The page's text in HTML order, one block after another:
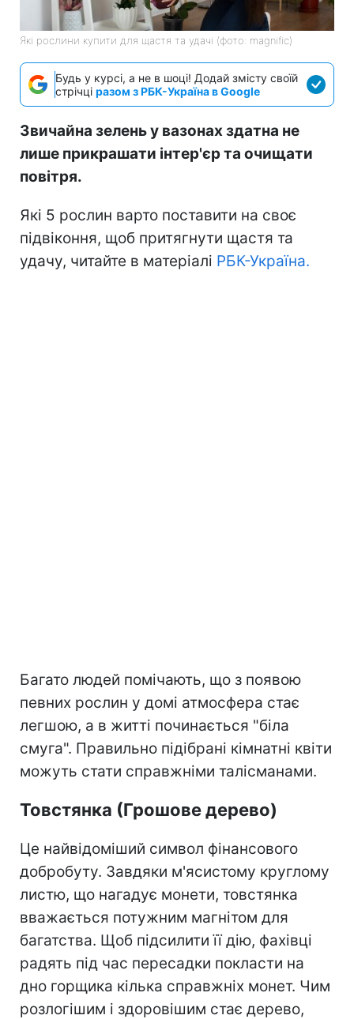
Які рослини купити для щастя та удачі (фото: magnific)
Будь у курсі, а не в шоці! Додай змісту своїй
стрічці разом з РБК-Україна в Google
Звичайна зелень у вазонах здатна не
лише прикрашати інтер'єр та очищати
повітря.
Які 5 рослин варто поставити на своє
підвіконня, щоб притягнути щастя та
удачу, читайте в матеріалі РБК-Україна.
Багато людей помічають, що з появою
певних рослин у домі атмосфера стає
легшою, а в житті починається "біла
смуга". Правильно підібрані кімнатні квіти
можуть стати справжніми талісманами.
Товстянка (Грошове дерево)
Це найвідоміший символ фінансового
добробуту. Завдяки м'ясистому круглому
листю, що нагадує монети, товстянка
вважається потужним магнітом для
багатства. Щоб підсилити її дію, фахівці
радять під час пересадки покласти на
дно горщика кілька справжніх монет. Чим
розлогішим і здоровішим стає дерево,